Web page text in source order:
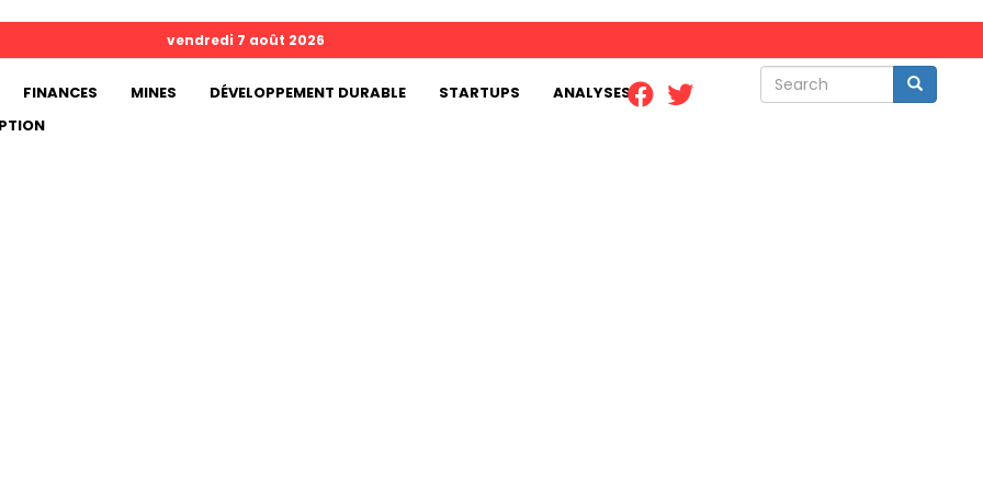
Search Search
vendredi 7 août 2026
FINANCES MINES DÉVELOPPEMENT DURABLE STARTUPS
ANALYSES